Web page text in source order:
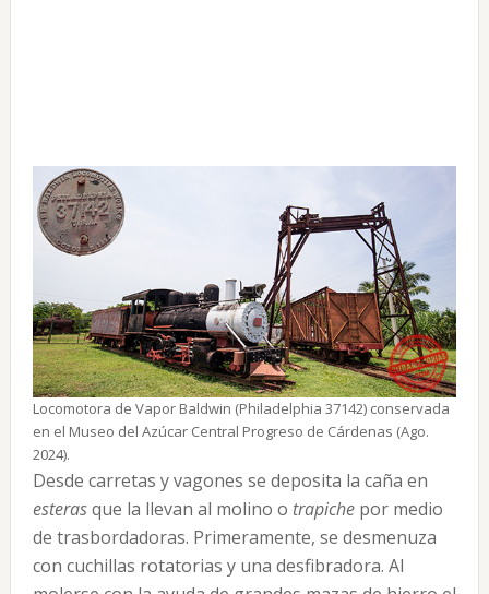
Locomotora de Vapor Baldwin (Philadelphia 37142) conservada
en el Museo del Azúcar Central Progreso de Cárdenas (Ago.
2024).
Desde carretas y vagones se deposita la caña en
esterasque la llevan al molino o trapiche por medio
de trasbordadoras. Primeramente, se desmenuza
con cuchillas rotatorias y una desfibradora. Al